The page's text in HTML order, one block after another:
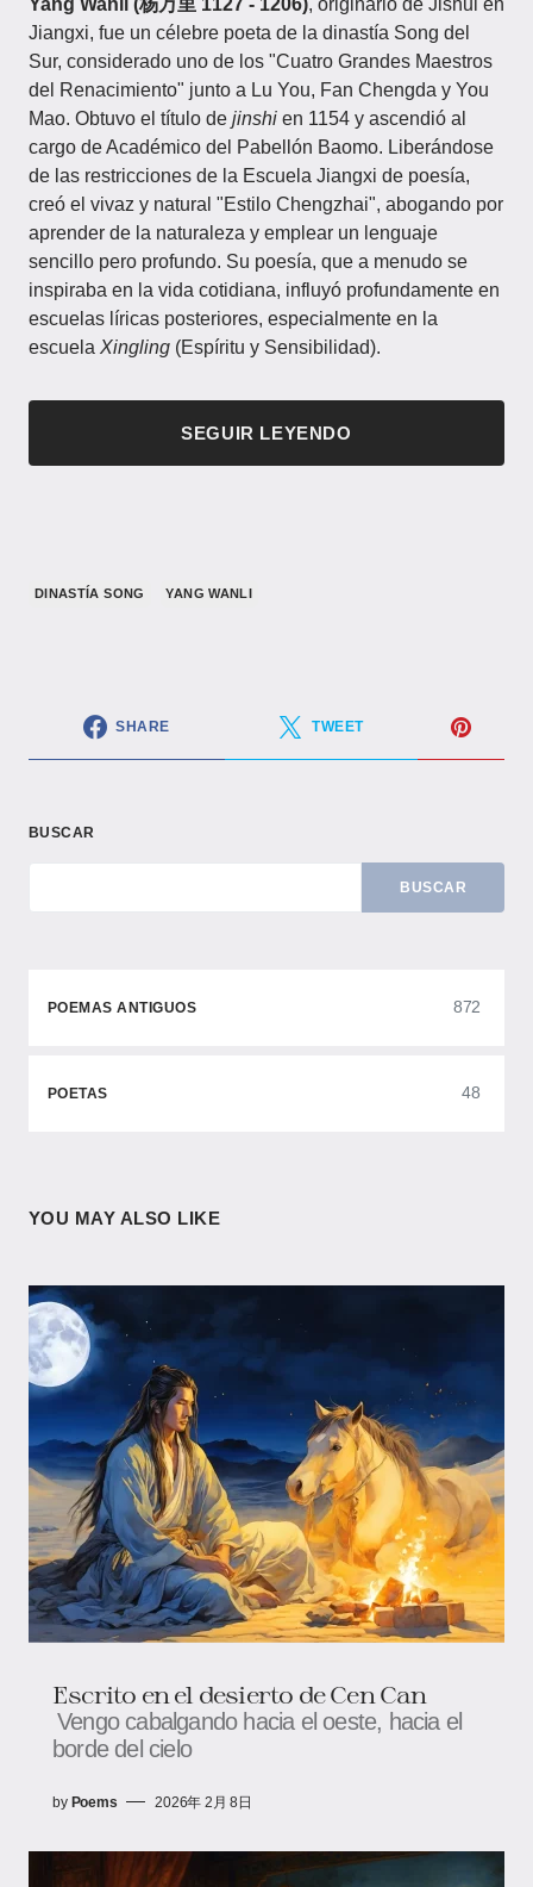
Jiangxi, fue un célebre poeta de la dinastía Song del
Sur, considerado uno de los "Cuatro Grandes Maestros
del Renacimiento" junto a Lu You, Fan Chengda y You
Mao. Obtuvo el título de jinshi en 1154 y ascendió al
cargo de Académico del Pabellón Baomo. Liberándose
de las restricciones de la Escuela Jiangxi de poesía,
creó el vivaz y natural "Estilo Chengzhai", abogando por
aprender de la naturaleza y emplear un lenguaje
sencillo pero profundo. Su poesía, que a menudo se
inspiraba en la vida cotidiana, influyó profundamente en
escuelas líricas posteriores, especialmente en la
escuela Xingling (Espíritu y Sensibilidad).
SEGUIR LEYENDO
​DINASTÍA SONG​ YANG WANLI
SHARE TWEET
BUSCAR
BUSCAR
POEMAS ANTIGUOS 872
POETAS 48
YOU MAY ALSO LIKE
Escrito en el desierto de Cen Can
Vengo cabalgando hacia el oeste, hacia el
borde del cielo
by Poems 2026年 2月 8日